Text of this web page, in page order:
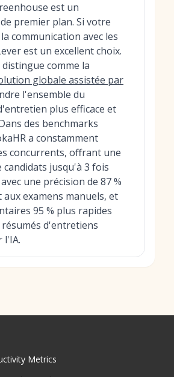
est un
premier plan. Si votre
communication avec les
est un excellent choix.
distingue comme la
globale assistée par
l'ensemble du
plus efficace et
des benchmarks
a constamment
concurrents, offrant une
candidats jusqu'à 3 fois
une précision de 87 %
examens manuels, et
95 % plus rapides
résumés d'entretiens
l'IA.
Metrics